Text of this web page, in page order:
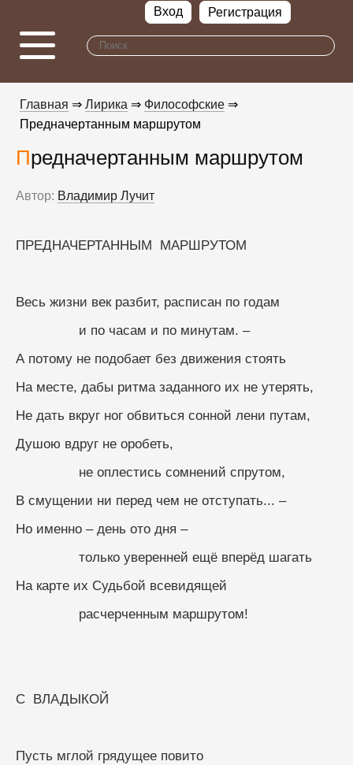
Вход Регистрация
Главная ⇒ Лирика ⇒ Философские ⇒
Предначертанным маршрутом
Предначертанным маршрутом
Автор: Владимир Лучит
ПРЕДНАЧЕРТАННЫМ  МАРШРУТОМ
Весь жизни век разбит, расписан по годам
                и по часам и по минутам. –
А потому не подобает без движения стоять
На месте, дабы ритма заданного их не утерять,
Не дать вкруг ног обвиться сонной лени путам,
Душою вдруг не оробеть,
                не оплестись сомнений спрутом,
В смущении ни перед чем не отступать... –
Но именно – день ото дня –
                только уверенней ещё вперёд шагать
На карте их Судьбой всевидящей
                расчерченным маршрутом!
С  ВЛАДЫКОЙ
Пусть мглой грядущее повито